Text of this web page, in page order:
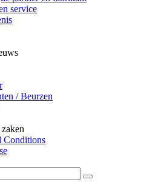
service
/ Beurzen
Conditions